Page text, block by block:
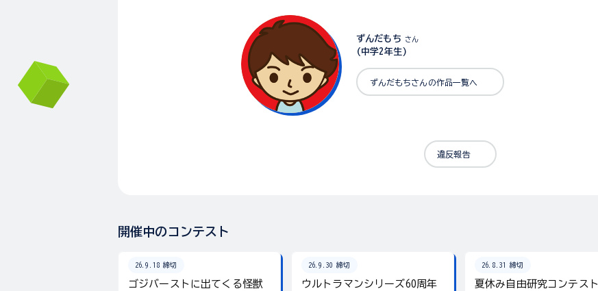
ずんだもち さん
(中学2年生)
ずんだもちさんの作品一覧へ
違反報告
開催中のコンテスト
26.9.18 締切
ゴジバーストに出てくる怪獣
26.9.30 締切
ウルトラマンシリーズ60周年
26.8.31 締切
夏休み自由研究コンテスト